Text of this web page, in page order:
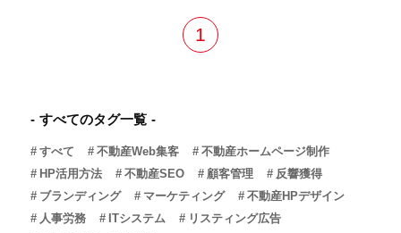
1
すべてのタグ一覧
すべて 不動産Web集客
不動産ホームページ制作
HP活用方法
不動産SEO 顧客管理
反響獲得
ブランディング
マーケティング
不動産HPデザイン
人事労務
ITシステム
リスティング広告